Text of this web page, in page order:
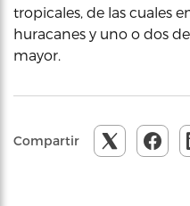
tropicales, de las cuales
huracanes y uno o dos
mayor.
Compartir